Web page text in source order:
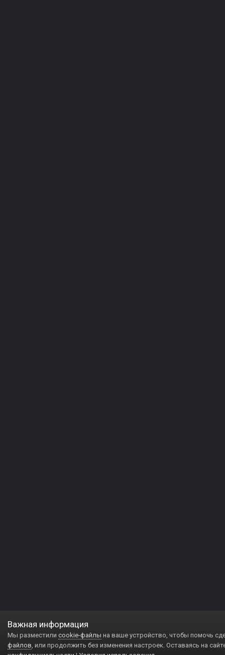
Важная информация
Мы разместили cookie-файлы на ваше устройство, чтобы помочь
файлов, или продолжить без изменения настроек. Оставаясь на